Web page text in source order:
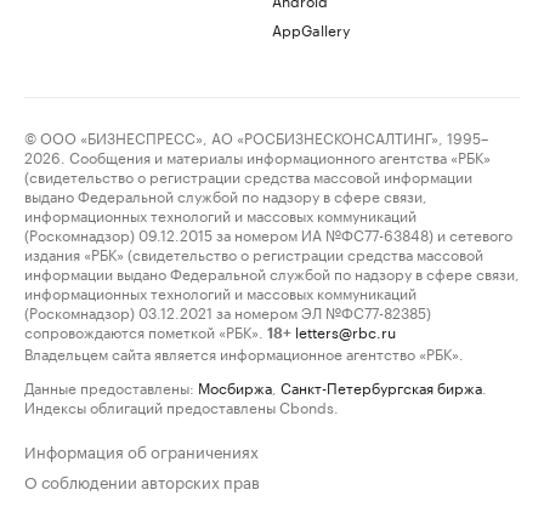
AppGallery
© ООО «БИЗНЕСПРЕСС», АО «РОСБИЗНЕСКОНСАЛТИНГ», 1995–
2026. Сообщения и материалы информационного агентства «РБК»
(свидетельство о регистрации средства массовой информации
выдано Федеральной службой по надзору в сфере связи,
информационных технологий и массовых коммуникаций
(Роскомнадзор) 09.12.2015 за номером ИА №ФС77-63848) и сетевого
издания «РБК» (свидетельство о регистрации средства массовой
информации выдано Федеральной службой по надзору в сфере связи,
информационных технологий и массовых коммуникаций
(Роскомнадзор) 03.12.2021 за номером ЭЛ №ФС77-82385)
сопровождаются пометкой «РБК».
18+ letters@rbc.ru
Владельцем сайта является информационное агентство «РБК».
Данные предоставлены: Мосбиржа Санкт-Петербургская биржа
Индексы облигаций предоставлены Cbonds.
Информация об ограничениях
О соблюдении авторских прав